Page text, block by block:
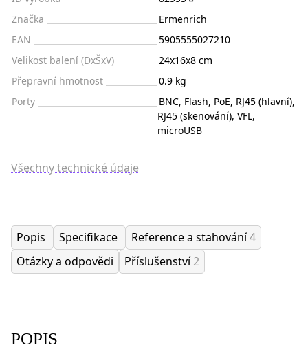
Značka
Ermenrich
EAN
5905555027210
Velikost balení (DxŠxV)
24x16x8 cm
Přepravní hmotnost
0.9 kg
Porty
BNC, Flash, PoE, RJ45 (hlavní),
RJ45 (skenování), VFL,
microUSB
Všechny technické údaje
Popis Specifikace Reference a stahování4
Otázky a odpovědi
Příslušenství2
POPIS